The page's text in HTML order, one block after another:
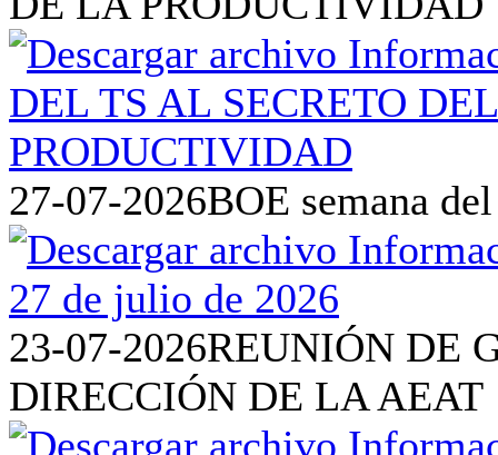
27-07-2026BOE semana
23-07-2026REUNIÓN DE
DIRECCIÓN DE LA AEAT